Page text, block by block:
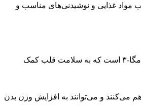
مواد غذایی و نوشیدنی‌های مناسب و
روغن زیتون یکی از مواد غذایی حاوی چربی است که می‌تواند به افزایش وزن بدن و پر شدن صورت کمک کند. این منبع عالی از چربی‌های نیمه‌اشباع و اسیدهای چرب امگا-۳ است که به سلامت قلب کمک
می‌کنند و می‌توانند به افزایش وزن بدن